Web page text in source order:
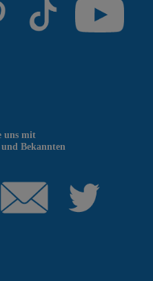
uns mit
Bekannten